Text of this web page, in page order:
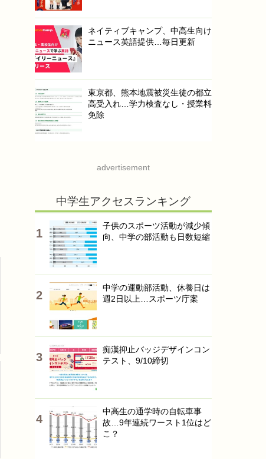
ネイティブキャンプ、中高生向け
ニュース英語提供…毎日更新
東京都、熊本地震被災生徒の都立
高受入れ…学力検査なし・授業料
免除
advertisement
中学生アクセスランキング
子供のスポーツ活動が減少傾
向、中学の部活動も日数短縮
中学の運動部活動、休養日は
週2日以上…スポーツ庁案
痴漢抑止バッジデザインコン
テスト、9/10締切
中高生の通学時の自転車事
故…9年連続ワースト1位はど
こ？